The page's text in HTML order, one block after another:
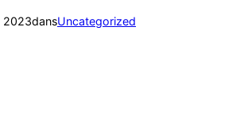
2023dansUncategorized